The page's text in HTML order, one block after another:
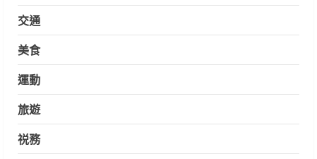
交通
美食
運動
旅遊
祱務